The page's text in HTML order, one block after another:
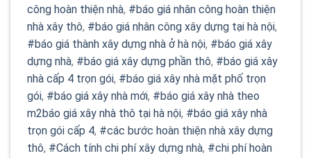
công hoàn thiện nhà, #báo giá nhân công hoàn thiện
nhà xây thô, #báo giá nhân công xây dựng tại hà nội,
#báo giá thành xây dựng nhà ở hà nội, #báo giá xây
dựng nhà, #báo giá xây dựng phần thô, #báo giá xây
nhà cấp 4 trọn gói, #báo giá xây nhà mặt phố trọn
gói, #báo giá xây nhà mới, #báo giá xây nhà theo
m2báo giá xây nhà thô tại hà nội, #báo giá xây nhà
trọn gói cấp 4, #các bước hoàn thiện nhà xây dựng
thô, #Cách tính chi phí xây dựng nhà, #chi phí hoàn